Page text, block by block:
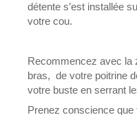
détente s’est installée
votre cou.
Recommencez avec la
bras, de votre poitrine
votre buste en serrant
Prenez conscience